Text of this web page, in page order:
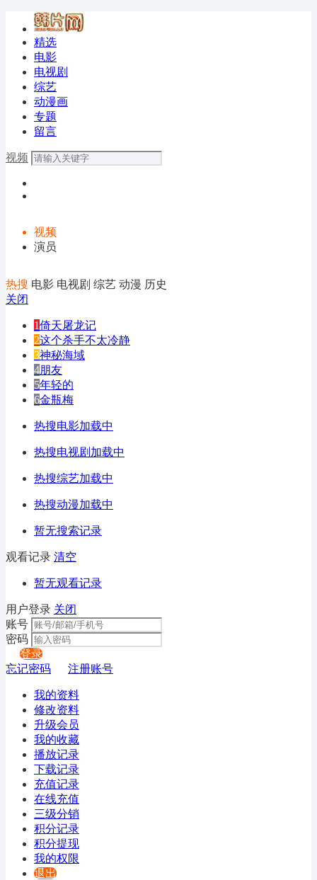
精选
电影
电视剧
综艺
动漫画
专题
留言
视频
视频
演员
热搜 电影 电视剧 综艺 动漫 历史
关闭
1倚天屠龙记
2这个杀手不太冷静
3神秘海域
4朋友
5年轻的
6金瓶梅
热搜电影加载中
热搜电视剧加载中
热搜综艺加载中
热搜动漫加载中
暂无搜索记录
观看记录 清空
暂无观看记录
用户登录 关闭
账号
密码
登录
忘记密码
注册账号
我的资料
修改资料
升级会员
我的收藏
播放记录
下载记录
充值记录
在线充值
三级分销
积分记录
积分提现
我的权限
退出